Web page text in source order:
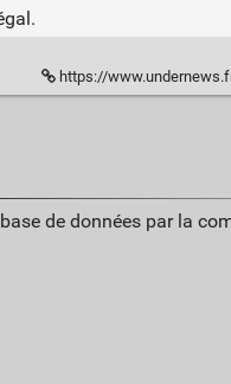
https://www.undernews.fr/
de données par la